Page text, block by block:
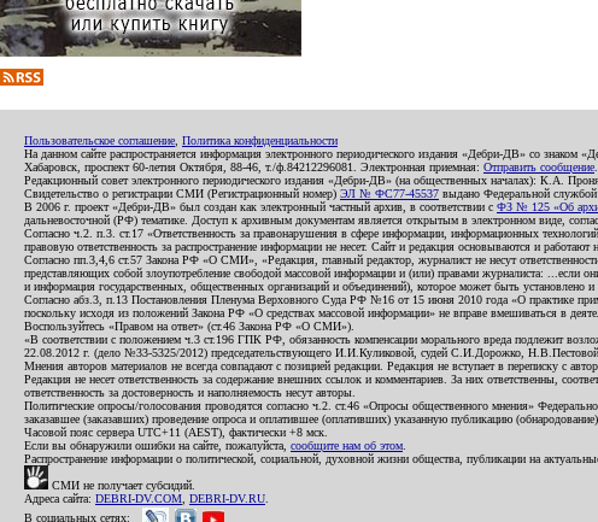
Пользовательское соглашение Политика конфиденциальности
На данном сайте распространяется информация электронного периодического издания «Дебри-ДВ» со
Хабаровск, проспект 60-летия Октября, 88-46, т./ф.84212296081. Электронная приемная: Отправить сообщение
Редакционный совет электронного периодического издания «Дебри-ДВ» (на общественных
Свидетельство о регистрации СМИ (Регистрационный номер) ЭЛ № ФС77-45537 выдано Федеральной службой
В 2006 г. проект «Дебри-ДВ» был создан как электронный частный архив, в соответствии с ФЗ № 125 «Об
дальневосточной (РФ) тематике. Доступ к архивным документам является открытым в электронном виде,
Согласно ч.2. п.3. ст.17 «Ответственность за правонарушения в сфере информации, информационных
правовую ответственность за распространение информации не несет. Сайт и редакция основываются и
Согласно пп.3,4,6 ст.57 Закона РФ «О СМИ», «Редакция, главный редактор, журналист не несут
представляющих собой злоупотребление свободой массовой информации и (или) правами журналиста: ...если
и информация государственных, общественных организаций и объединений), которое может быть установлено
Согласно абз.3, п.13 Постановления Пленума Верховного Суда РФ №16 от 15 июня 2010 года «О практике
поскольку исходя из положений Закона РФ «О средствах массовой информации» не вправе вмешиваться в
Воспользуйтесь «Правом на ответ» (ст.46 Закона РФ «О СМИ»).
«В соответствии с положением ч.3 ст.196 ГПК РФ, обязанность компенсации морального вреда подлежит
22.08.2012 г. (дело №33-5325/2012) председательствующего И.И.Куликовой, судей С.И.Дорожко, Н.В.Пестовой.
Мнения авторов материалов не всегда совпадают с позицией редакции. Редакция не вступает в переписку с
Редакция не несет ответственность за содержание внешних ссылок и комментариев. За них ответственны,
ответственность за достоверность и наполняемость несут авторы.
Политические опросы/голосования проводятся согласно ч.2. ст.46 «Опросы общественного мнения»
заказавшее (заказавших) проведение опроса и оплатившее (оплативших) указанную публикацию
Часовой пояс сервера UTC+11 (AEST), фактически +8 мск.
Если вы обнаружили ошибки на сайте, пожалуйста, сообщите нам об этом
Распространение информации о политической, социальной, духовной жизни общества, публикации на
СМИ не получает субсидий.
Адреса сайта: DEBRI-DV.COM DEBRI-DV.RU
В социальных сетях: